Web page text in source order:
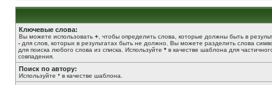
Ключевые слова:
Вы можете использовать + , чтобы определить слова, которые должны быть в
- для слов, которых в результатах быть не должно. Вы можете разделить слова
для поиска любого слова из списка. Используйте * в качестве шаблона для
совпадения.
Поиск по автору:
Используйте * в качестве шаблона.